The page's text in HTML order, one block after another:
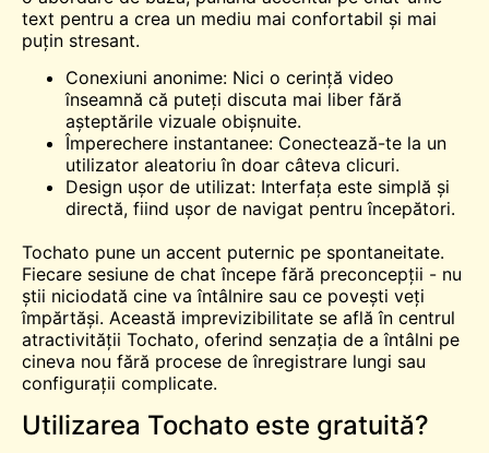
text pentru a crea un mediu mai confortabil și mai
puțin stresant.
Conexiuni anonime: Nici o cerință video
înseamnă că puteți discuta mai liber fără
așteptările vizuale obișnuite.
Împerechere instantanee: Conectează-te la un
utilizator aleatoriu în doar câteva clicuri.
Design ușor de utilizat: Interfața este simplă și
directă, fiind ușor de navigat pentru începători.
Tochato pune un accent puternic pe spontaneitate.
Fiecare sesiune de chat începe fără preconcepții - nu
știi niciodată cine vaîntâlnire sau ce povești veți
împărtăși. Această imprevizibilitate se află în centrul
atractivității Tochato, oferind senzația de a întâlni pe
cineva nou fără procese de înregistrare lungi sau
configurații complicate.
Utilizarea Tochato este gratuită?